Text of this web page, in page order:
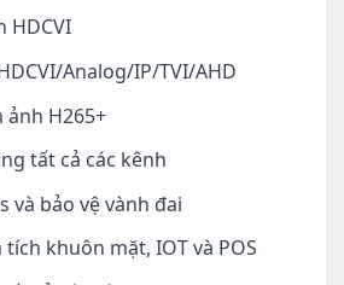
HDCVI
Analog/IP/TVI/AHD
ảnh H265+
tất cả các kênh
và bảo vệ vành đai
khuôn mặt, IOT và POS